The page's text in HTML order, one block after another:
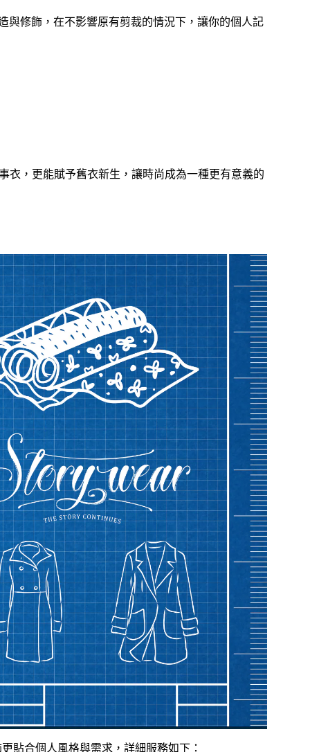
與修飾，在不影響原有剪裁的情況下，讓你的個人記
衣，更能賦予舊衣新生，讓時尚成為一種更有意義的
貼合個人風格與需求，詳細服務如下：